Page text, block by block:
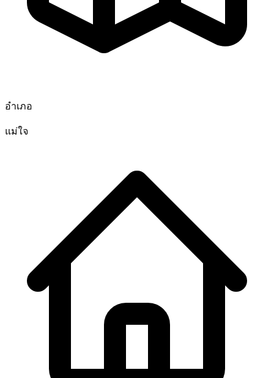
อำเภอ
แม่ใจ